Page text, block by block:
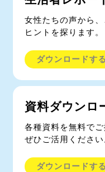
女性たちの声から
ヒントを探ります。
ダウンロードする
資料ダウンロ
各種資料を無料でご
ぜひご活用ください
ダウンロードする